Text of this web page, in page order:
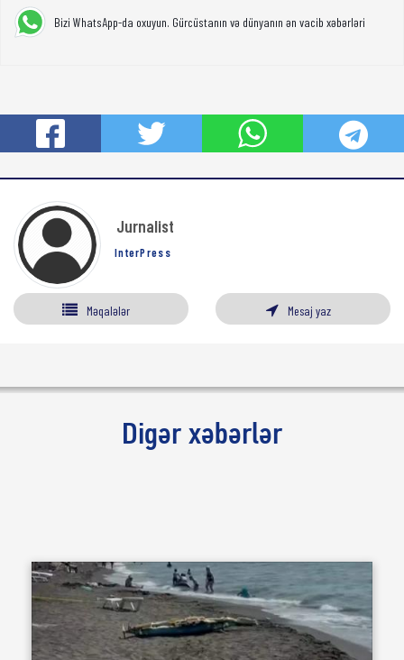
Bizi WhatsApp-da oxuyun. Gürcüstanın və dünyanın ən vacib xəbərləri
Jurnalist
InterPress
Məqalələr Mesaj yaz
Digər xəbərlər